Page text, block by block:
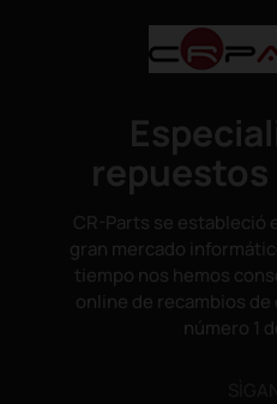
CR-Parts se estableció
gran mercado
tiempo nos hemos
online de recambios
número 1